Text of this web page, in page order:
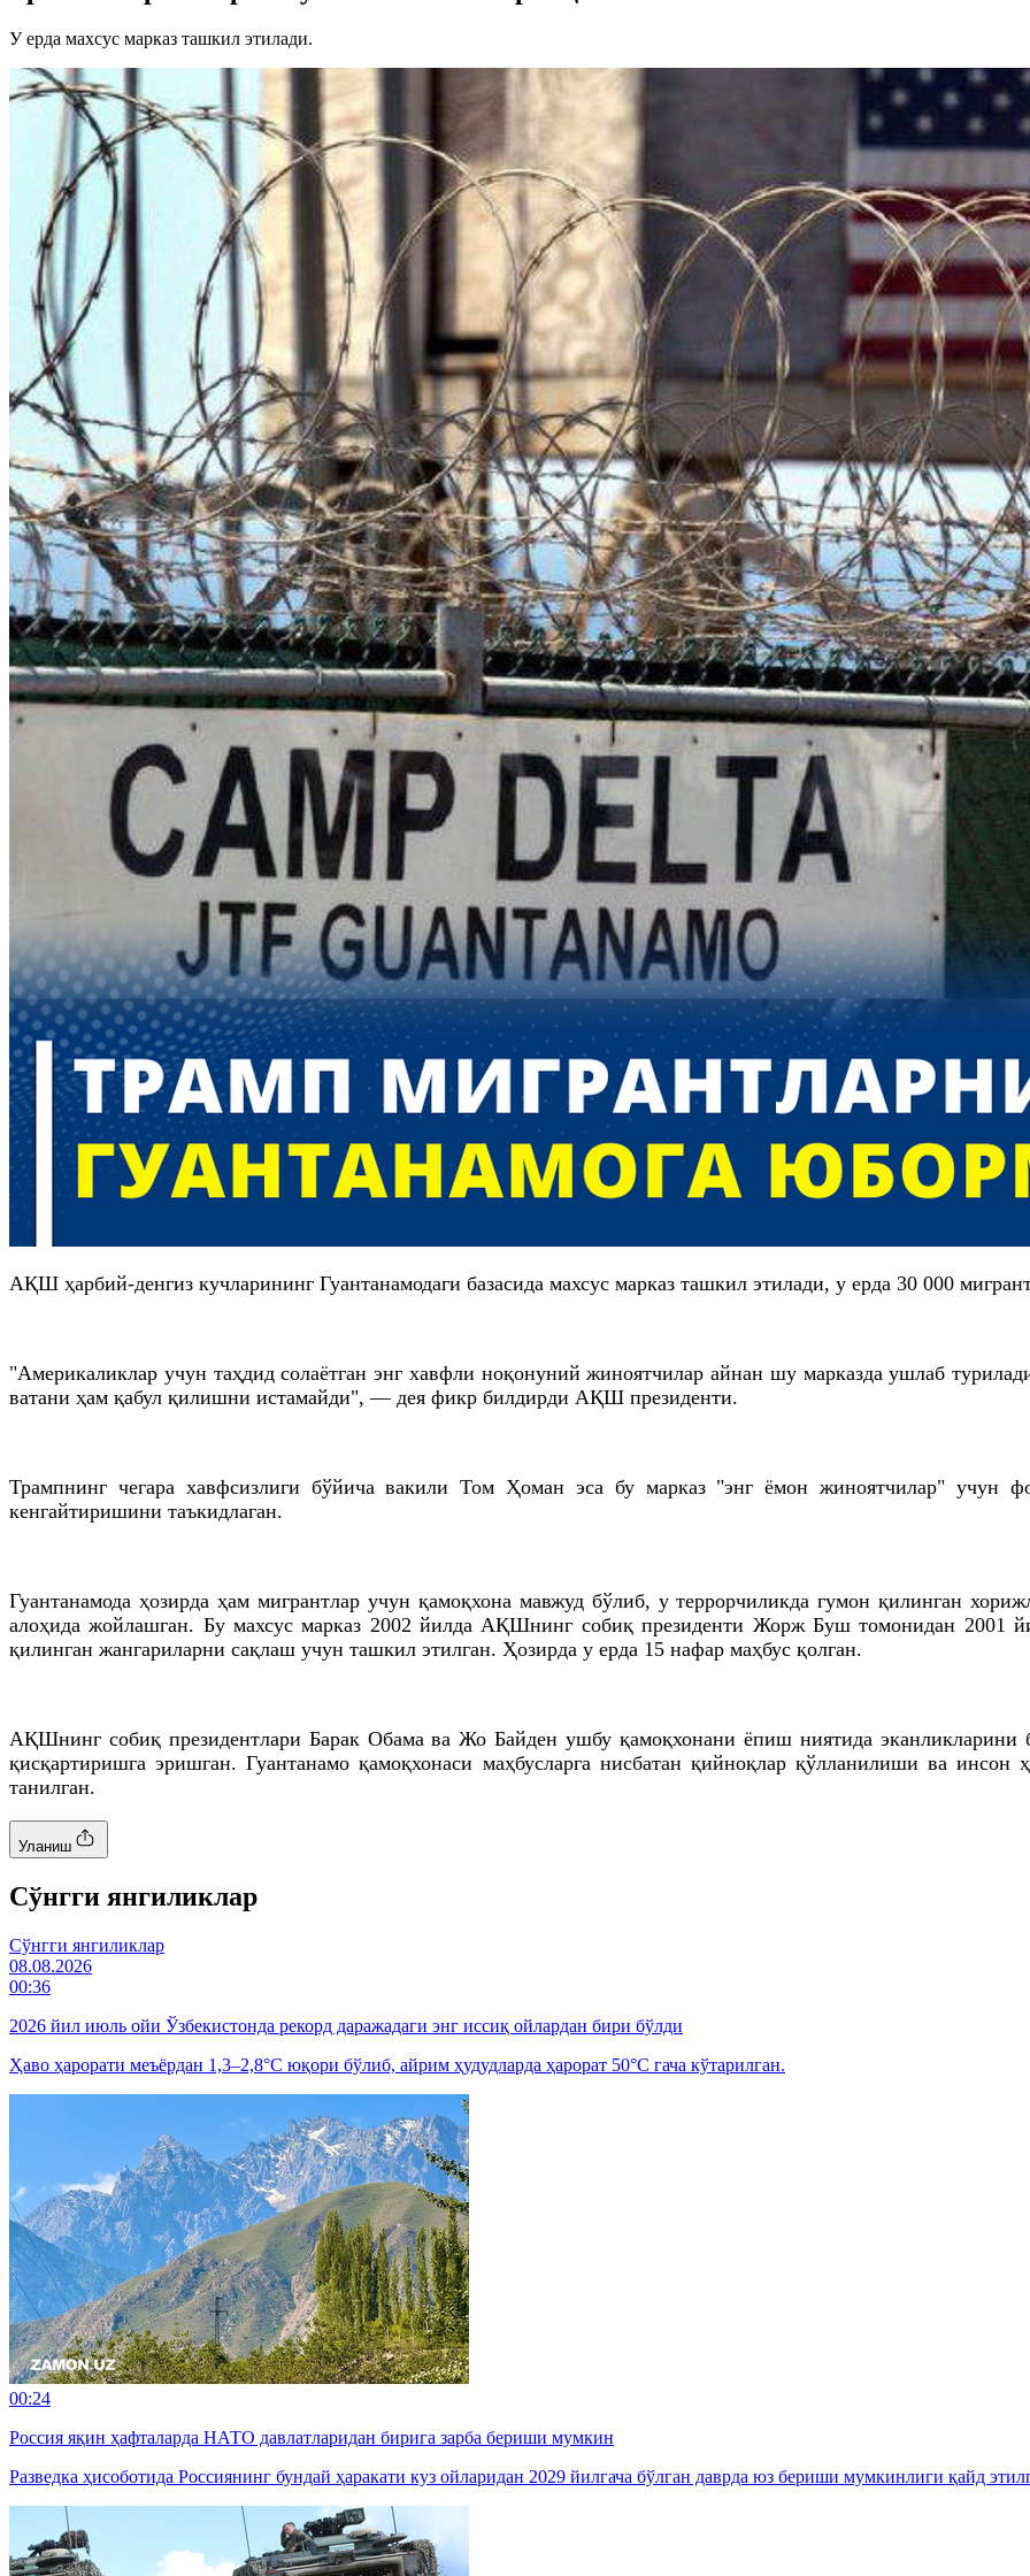
У ерда махсус марказ ташкил этилади.
АҚШ ҳарбий-денгиз кучларининг Гуантанамодаги базасида махсус марказ ташкил этилади, у ерда 30 000
"Америкаликлар учун таҳдид солаётган энг хавфли ноқонуний жиноятчилар айнан шу марказда ушлаб
ватани ҳам қабул қилишни истамайди", — дея фикр билдирди АҚШ президенти.
Трампнинг чегара хавфсизлиги бўйича вакили Том Ҳоман эса бу марказ "энг ёмон жиноятчилар"
кенгайтиришини таъкидлаган.
Гуантанамода ҳозирда ҳам мигрантлар учун қамоқхона мавжуд бўлиб, у террорчиликда гумон қилинган
алоҳида жойлашган. Бу махсус марказ 2002 йилда АҚШнинг собиқ президенти Жорж Буш томонидан 2001
қилинган жангариларни сақлаш учун ташкил этилган. Ҳозирда у ерда 15 нафар маҳбус қолган.
АҚШнинг собиқ президентлари Барак Обама ва Жо Байден ушбу қамоқхонани ёпиш ниятида эканликларини
қисқартиришга эришган. Гуантанамо қамоқхонаси маҳбусларга нисбатан қийноқлар қўлланилиши ва инсон
танилган.
Уланиш
Cўнгги янгиликлар
Cўнгги янгиликлар
08.08.2026
00:36
2026 йил июль ойи Ўзбекистонда рекорд даражадаги энг иссиқ ойлардан бири бўлди
Ҳаво ҳарорати меъёрдан 1,3–2,8°C юқори бўлиб, айрим ҳудудларда ҳарорат 50°C гача кўтарилган.
00:24
Россия яқин ҳафталарда НАТО давлатларидан бирига зарба бериши мумкин
Разведка ҳисоботида Россиянинг бундай ҳаракати куз ойларидан 2029 йилгача бўлган даврда юз бериши мумкинлиги қайд